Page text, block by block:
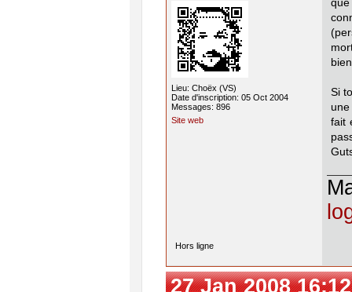
Lieu: Choëx (VS)
Date d'inscription: 05 Oct 2004
Messages: 896
Site web
Si
fait
Hors ligne
27 Jan 2008